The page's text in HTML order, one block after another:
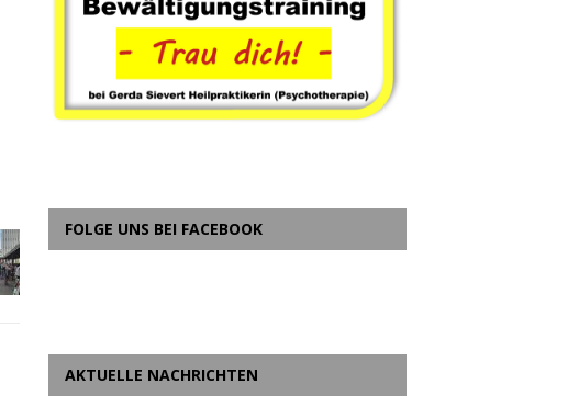
FOLGE UNS BEI FACEBOOK
AKTUELLE NACHRICHTEN